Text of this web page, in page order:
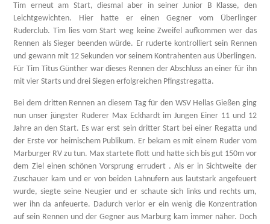
Tim erneut am Start, diesmal aber in seiner Junior B Klasse, den
Leichtgewichten. Hier hatte er einen Gegner vom Überlinger
Ruderclub. Tim lies vom Start weg keine Zweifel aufkommen wer das
Rennen als Sieger beenden würde. Er ruderte kontrolliert sein Rennen
und gewann mit 12 Sekunden vor seinem Kontrahenten aus Überlingen.
Für Tim Titus Günther war dieses Rennen der Abschluss an einer für ihn
mit vier Starts und drei Siegen erfolgreichen Pfingstregatta.
Bei dem dritten Rennen an diesem Tag für den WSV Hellas Gießen ging
nun unser jüngster Ruderer Max Eckhardt im Jungen Einer 11 und 12
Jahre an den Start. Es war erst sein dritter Start bei einer Regatta und
der Erste vor heimischem Publikum. Er bekam es mit einem Ruder vom
Marburger RV zu tun. Max startete flott und hatte sich bis gut 150m vor
dem Ziel einen schönen Vorsprung errudert . Als er in Sichtweite der
Zuschauer kam und er von beiden Lahnufern aus lautstark angefeuert
wurde, siegte seine Neugier und er schaute sich links und rechts um,
wer ihn da anfeuerte. Dadurch verlor er ein wenig die Konzentration
auf sein Rennen und der Gegner aus Marburg kam immer näher. Doch